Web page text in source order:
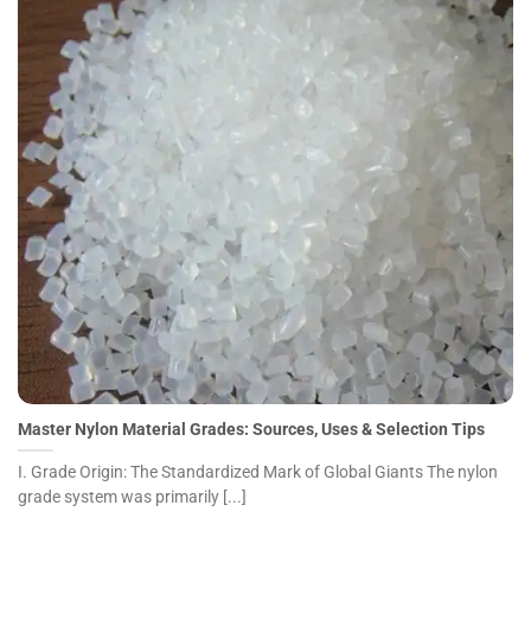
Master Nylon Material Grades: Sources, Uses & Selection
Tips">
Master Nylon Material Grades: Sources, Uses & Selection Tips
I. Grade Origin: The Standardized Mark of Global Giants The nylon
grade system was primarily [...]